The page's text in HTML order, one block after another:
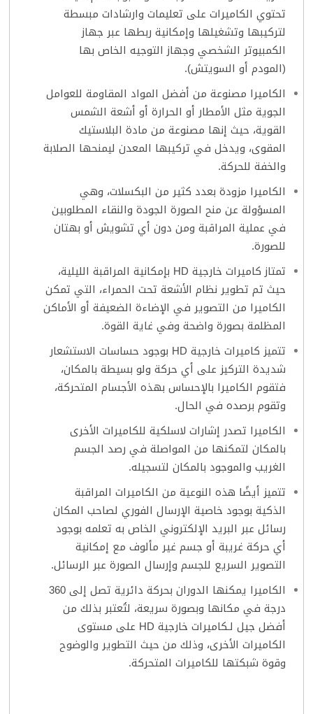
تحتوي الكاميرات على تعليمات وارشادات مبسطة
لتركيبها وتشغيلها وإمكانية ربطها عبر جهاز
الكمبيوتر الشخصي وجهاز التوجيه الخاص بها
(المودم أو السويتش).
الكاميرا مصنوعة من أفضل المواد المقاومة للعوامل
الجوية مثل الأمطار أو الحرارة أو أشعة الشمس
القوية، حيث إنها مصنوعة من مادة البلاستيك
المقوى، ويدخل في تركيبها المعدن ليمنحها الصلابة
والخفة للحركة.
الكاميرا مزودة بعدد كثير من البكسلات، وهي
المسؤولة عن منح الصورة الجودة والنقاء المطلوبين
في عملية المراقبة ومن دون أي تشويش أو بهتان
للصورة.
تمتاز كاميرات خارجية HD بإمكانية المراقبة الليلية،
حيث تم تطوير نظام الأشعة تحت الحمراء، التي تمكن
الكاميرا من التصوير في الإضاءة الضعيفة أو الأماكن
المظلمة بصورة واضحة وفي غاية القوة.
تتميز كاميرات خارجية HD بوجود حساسات الاستشعار
شديدة التركيز على أي حركة ولو بسيطة بالمكان،
فتقوم الكاميرا بالإحساس بهذه الأجسام المتحركة،
وتقوم برصده في الحال.
الكاميرا تصدر إشارات لاسلكية للكاميرات الأخرى
بالمكان لتمكنها من المواصلة في رصد الجسم
الغريب والموجود بالمكان لتسجيله.
تتميز أيضًا هذه النوعية من الكاميرات المراقبة
الذكية بوجود خاصية الإرسال الفوري لصاحب المكان
رسائل عبر البريد الإلكتروني الخاص به تعلمه بوجود
أي حركة غريبة أو جسم غير مألوف مع إمكانية
التصوير السريع للجسم وإرسال الصورة عبر الرسائل.
الكاميرا يمكنها الدوران بحركة دائرية تصل إلى 360
درجة في مكانها وبصورة سريعة، لتُعتبر بذلك من
أفضل جيل لـكاميرات خارجية HD على مستوى
الكاميرات الأخرى، وذلك من حيث التطوير والوضوح
وقوة شبكتها للكاميرات المتحركة.